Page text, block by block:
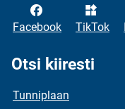
Facebook TikTok
Otsi kiiresti
Tunniplaan